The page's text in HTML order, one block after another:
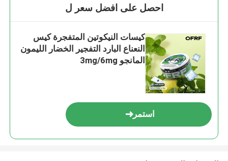
احصل على افضل سعر ل
كيسات النيكوتين المتفجرة كيس
النعناع البارد التفجير الخضار الليمون
المانجو 3mg/6mg
استمر